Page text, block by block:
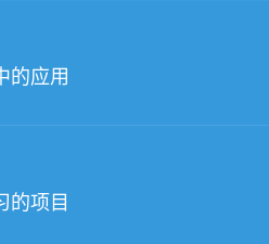
的应用
的项目